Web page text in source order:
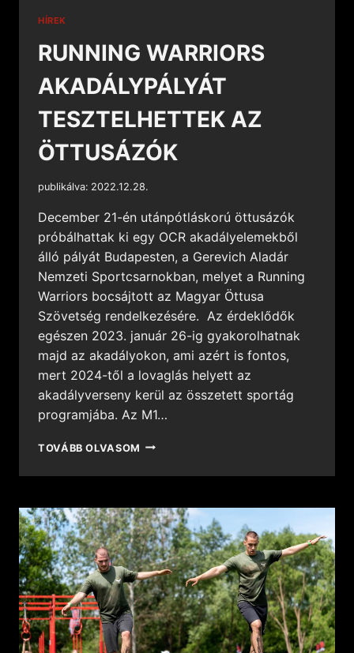
HÍREK
RUNNING WARRIORS
AKADÁLYPÁLYÁT
TESZTELHETTEK AZ
ÖTTUSÁZÓK
publikálva: 2022.12.28.
December 21-én utánpótláskorú öttusázók
próbálhattak ki egy OCR akadályelemekből
álló pályát Budapesten, a Gerevich Aladár
Nemzeti Sportcsarnokban, melyet a Running
Warriors bocsájtott az Magyar Öttusa
Szövetség rendelkezésére. Az érdeklődők
egészen 2023. január 26-ig gyakorolhatnak
majd az akadályokon, ami azért is fontos,
mert 2024-től a lovaglás helyett az
akadályverseny kerül az összetett sportág
programjába. Az M1…
TOVÁBB OLVASOM